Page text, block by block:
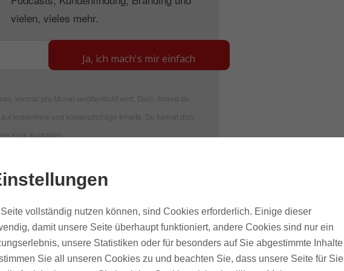
vielen, vieles mehr.
Ja, ich mach's mir einfach
viermal pro Monat veröffentlicht wird. Darin findest du
kostenfreie und kostenpflichtige Inhalte. Du kannst dich
Klick austragen.
nicht allzu wichtig zu nehmen:
regelmäßig Episoden, die in NUB gelistet sind
von iTunes zu finden bist – du hast
Blindflug zum absoluten Knaller werden
vollständig nutzen können, sind Cookies erforderlich. Einige dieser
damit unsere Seite überhaupt funktioniert, andere Cookies sind nur ein
unsere Statistiken oder für besonders auf Sie abgestimmte Inhalte
Sie all unseren Cookies zu und beachten Sie, dass unsere Seite für Sie